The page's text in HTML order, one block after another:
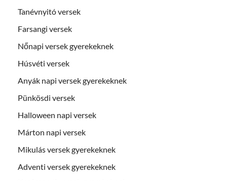
Tanévnyitó versek
Farsangi versek
Nőnapi versek gyerekeknek
Húsvéti versek
Anyák napi versek gyerekeknek
Pünkösdi versek
Halloween napi versek
Márton napi versek
Mikulás versek gyerekeknek
Adventi versek gyerekeknek